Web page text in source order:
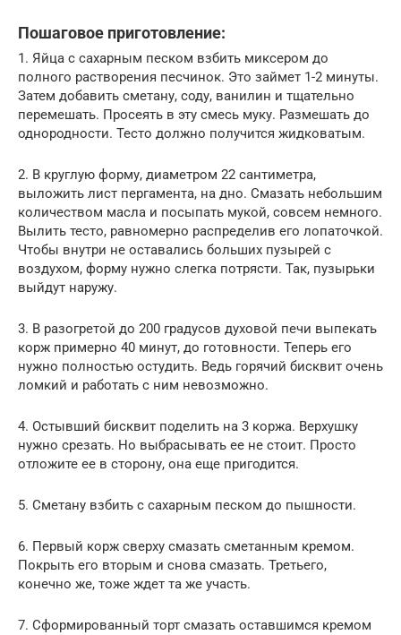
Пошаговое приготовление:
1. Яйца с сахарным песком взбить миксером до
полного растворения песчинок. Это займет 1-2 минуты.
Затем добавить сметану, соду, ванилин и тщательно
перемешать. Просеять в эту смесь муку. Размешать до
однородности. Тесто должно получится жидковатым.
2. В круглую форму, диаметром 22 сантиметра,
выложить лист пергамента, на дно. Смазать небольшим
количеством масла и посыпать мукой, совсем немного.
Вылить тесто, равномерно распределив его лопаточкой.
Чтобы внутри не оставались больших пузырей с
воздухом, форму нужно слегка потрясти. Так, пузырьки
выйдут наружу.
3. В разогретой до 200 градусов духовой печи выпекать
корж примерно 40 минут, до готовности. Теперь его
нужно полностью остудить. Ведь горячий бисквит очень
ломкий и работать с ним невозможно.
4. Остывший бисквит поделить на 3 коржа. Верхушку
нужно срезать. Но выбрасывать ее не стоит. Просто
отложите ее в сторону, она еще пригодится.
5. Сметану взбить с сахарным песком до пышности.
6. Первый корж сверху смазать сметанным кремом.
Покрыть его вторым и снова смазать. Третьего,
конечно же, тоже ждет та же участь.
7. Сформированный торт смазать оставшимся кремом